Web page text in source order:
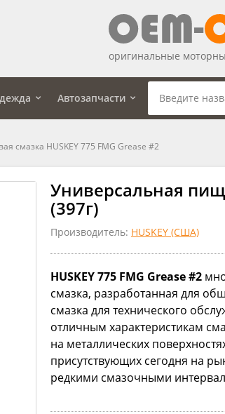
оригинальные
Автозапчасти
смазка HUSKEY 775 FMG Grease #2
Универсальная
(397г)
Производитель: HUSKEY (США)
HUSKEY 775 FMG Grease #2
смазка, разработанная для
смазка для технического
отличным характеристикам
на металлических
присутствующих сегодня на
редкими смазочными